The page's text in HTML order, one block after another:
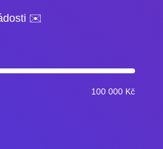
✉️
100 000 Kč